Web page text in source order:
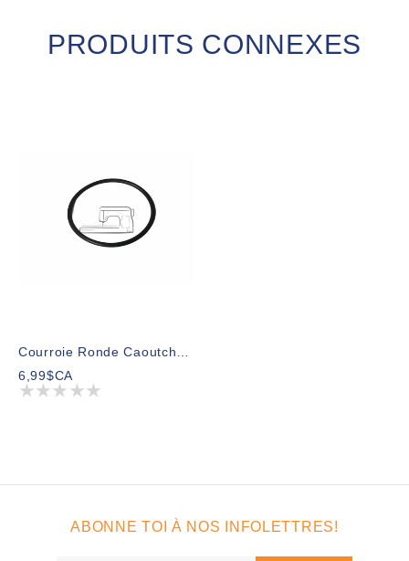
PRODUITS CONNEXES
6,99$CA
ABONNE TOI À NOS INFOLETTRES!